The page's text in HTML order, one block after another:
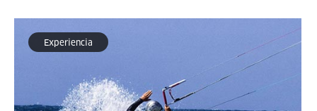
Experiencia